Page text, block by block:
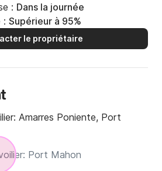
: Dans la journée
: Supérieur à 95%
le propriétaire
Amarres Poniente, Port